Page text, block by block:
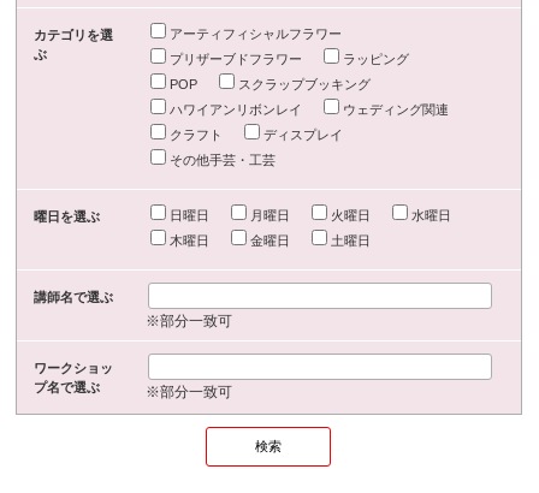
カテゴリを選
ぶ
アーティフィシャルフラワー
プリザーブドフラワー
ラッピング
POP
スクラップブッキング
ハワイアンリボンレイ
ウェディング関連
クラフト
ディスプレイ
その他手芸・工芸
曜日を選ぶ 日曜日 月曜日 火曜日
水曜日
木曜日
金曜日 土曜日
講師名で選ぶ
※部分一致可
ワークショッ
プ名で選ぶ
※部分一致可